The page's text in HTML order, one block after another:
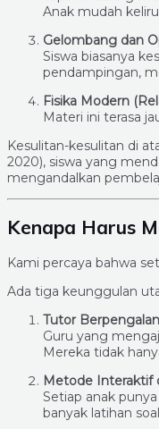
Anak mudah
Gelombang dan
Siswa biasanya
pendampingan,
Fisika Modern
Materi ini terasa
Kesulitan-kesulitan di
2020), siswa yang
mengandalkan
Kenapa Harus
Kami percaya bahwa
Ada tiga keunggulan
Tutor
Guru yang
Mereka tidak
Metode Interaktif
Setiap anak
banyak latihan